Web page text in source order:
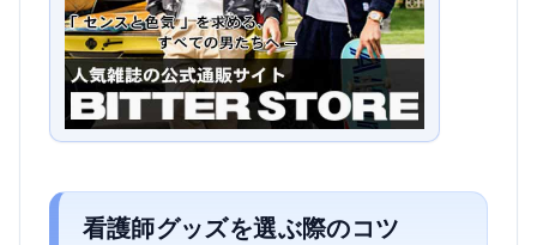
看護師グッズを選ぶ際のコツ